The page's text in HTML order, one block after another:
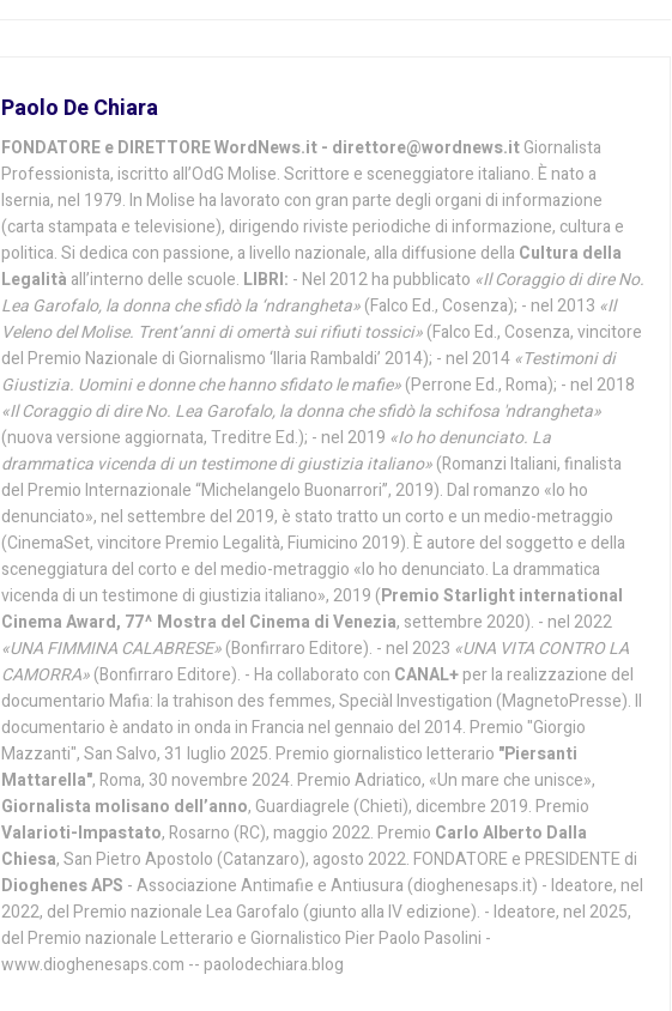
Paolo De Chiara
FONDATORE e DIRETTORE WordNews.it - direttore@wordnews.itGiornalista
Professionista, iscritto all’OdG Molise. Scrittore e sceneggiatore italiano. È nato a
Isernia, nel 1979. In Molise ha lavorato con gran parte degli organi di informazione
(carta stampata e televisione), dirigendo riviste periodiche di informazione, cultura e
politica. Si dedica con passione, a livello nazionale, alla diffusione della Cultura della
Legalità all’interno delle scuole. LIBRI: - Nel 2012 ha pubblicato «Il Coraggio di dire No.
Lea Garofalo, la donna che sfidò la ‘ndrangheta»(Falco Ed., Cosenza); - nel 2013 «Il
Veleno del Molise. Trent’anni di omertà sui rifiuti tossici»(Falco Ed., Cosenza, vincitore
del Premio Nazionale di Giornalismo ‘Ilaria Rambaldi’ 2014); - nel 2014«Testimoni di
Giustizia. Uomini e donne che hanno sfidato le mafie»(Perrone Ed., Roma); - nel 2018
«Il Coraggio di dire No. Lea Garofalo, la donna che sfidò la schifosa 'ndrangheta»
(nuova versione aggiornata, Treditre Ed.); - nel 2019 «Io ho denunciato. La
drammatica vicenda di un testimone di giustizia italiano»(Romanzi Italiani, finalista
del Premio Internazionale “Michelangelo Buonarrori”, 2019). Dal romanzo «Io ho
denunciato», nel settembre del 2019, è stato tratto un corto e un medio-metraggio
(CinemaSet, vincitore Premio Legalità, Fiumicino 2019). È autore del soggetto e della
sceneggiatura del corto e del medio-metraggio «Io ho denunciato. La drammatica
vicenda di un testimone di giustizia italiano», 2019 (Premio Starlight international
Cinema Award, 77^ Mostra del Cinema di Venezia, settembre 2020). - nel 2022
«UNA FIMMINA CALABRESE»(Bonfirraro Editore). - nel 2023 «UNA VITA CONTRO LA
CAMORRA»(Bonfirraro Editore). - Ha collaborato con CANAL+per la realizzazione del
documentario Mafia: la trahison des femmes, Speciàl Investigation (MagnetoPresse). Il
documentario è andato in onda in Francia nel gennaio del 2014. Premio "Giorgio
Mazzanti", San Salvo, 31 luglio 2025. Premio giornalistico letterario "Piersanti
Mattarella", Roma, 30 novembre 2024. Premio Adriatico, «Un mare che unisce»,
Giornalista molisano dell’anno, Guardiagrele (Chieti), dicembre 2019. Premio
Valarioti-Impastato, Rosarno (RC), maggio 2022. Premio Carlo Alberto Dalla
Chiesa, San Pietro Apostolo (Catanzaro), agosto 2022. FONDATORE e PRESIDENTE di
Dioghenes APS - Associazione Antimafie e Antiusura (dioghenesaps.it) - Ideatore, nel
2022, del Premio nazionale Lea Garofalo (giunto alla IV edizione). - Ideatore, nel 2025,
del Premio nazionale Letterario e Giornalistico Pier Paolo Pasolini -
www.dioghenesaps.com -- paolodechiara.blog